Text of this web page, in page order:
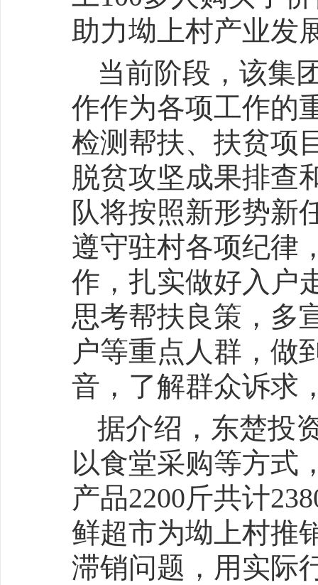
助力坳上村产业发
当前阶段，该集
作作为各项工作的
检测帮扶、扶贫项
脱贫攻坚成果排查
队将按照新形势新
遵守驻村各项纪律
作，扎实做好入户
思考帮扶良策，多
户等重点人群，做
音，了解群众诉求
据介绍，东楚投
以食堂采购等方式
产品2200斤共计
鲜超市为坳上村推
滞销问题，用实际